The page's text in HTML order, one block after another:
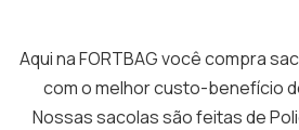
Aqui na FORTBAG você compra
com o melhor custo-benefício
Nossas sacolas são feitas de